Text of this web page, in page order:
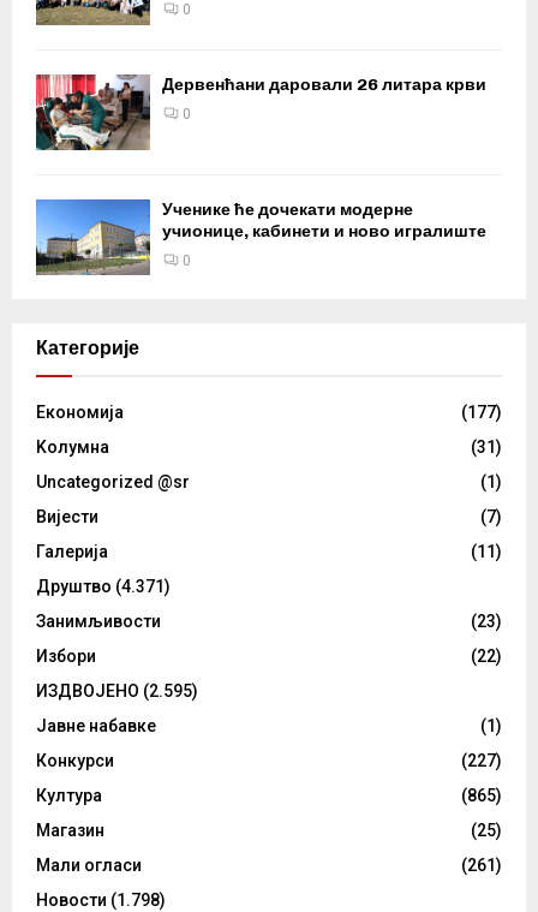
0
Дервенћани даровали 26 литара крви
0
Ученике ће дочекати модерне
учионице, кабинети и ново игралиште
0
Категорије
Eкономија
(177)
Kолумнa
(31)
Uncategorized @sr
(1)
Вијести
(7)
Галерија
(11)
Друштво (4.371)
Занимљивости
(23)
Избори
(22)
ИЗДВОЈЕНО (2.595)
Јавне набавке
(1)
Конкурси
(227)
Култура
(865)
Магазин
(25)
Мали огласи
(261)
Новости (1.798)